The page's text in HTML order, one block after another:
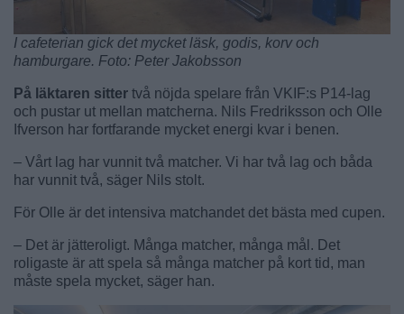
I cafeterian gick det mycket läsk, godis, korv och
hamburgare. Foto: Peter Jakobsson
På läktaren sitter två nöjda spelare från VKIF:s P14-lag
och pustar ut mellan matcherna. Nils Fredriksson och Olle
Ifverson har fortfarande mycket energi kvar i benen.
– Vårt lag har vunnit två matcher. Vi har två lag och båda
har vunnit två, säger Nils stolt.
För Olle är det intensiva matchandet det bästa med cupen.
– Det är jätteroligt. Många matcher, många mål. Det
roligaste är att spela så många matcher på kort tid, man
måste spela mycket, säger han.